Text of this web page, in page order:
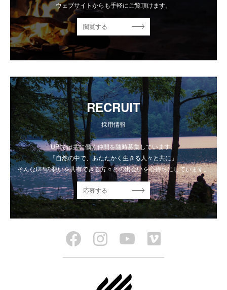
ウェブサイトからも手軽にご覧頂けます。
閲覧する
RECRUIT
採用情報
UPIでは共に働く仲間を随時募集しています。
「自然の中で、あたたかく生きる人々と共に」
そんなUPIの想いを共有できる方々との出会いを心待ちにしています。
応募する